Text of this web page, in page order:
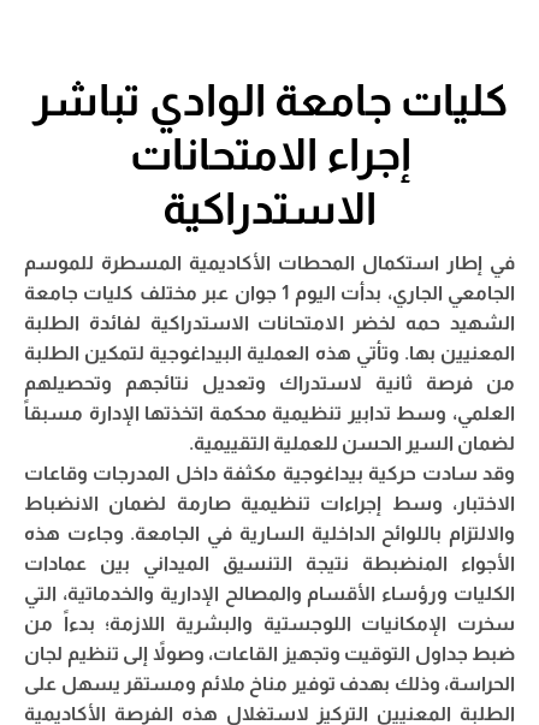
كليات جامعة الوادي تباشر
إجراء الامتحانات
الاستدراكية
في إطار استكمال المحطات الأكاديمية المسطرة للموسم
الجامعي الجاري، بدأت اليوم 1 جوان عبر مختلف كليات جامعة
الشهيد حمه لخضر الامتحانات الاستدراكية لفائدة الطلبة
المعنيين بها. وتأتي هذه العملية البيداغوجية لتمكين الطلبة
من فرصة ثانية لاستدراك وتعديل نتائجهم وتحصيلهم
العلمي، وسط تدابير تنظيمية محكمة اتخذتها الإدارة مسبقاً
لضمان السير الحسن للعملية التقييمية.
وقد سادت حركية بيداغوجية مكثفة داخل المدرجات وقاعات
الاختبار، وسط إجراءات تنظيمية صارمة لضمان الانضباط
والالتزام باللوائح الداخلية السارية في الجامعة. وجاءت هذه
الأجواء المنضبطة نتيجة التنسيق الميداني بين عمادات
الكليات ورؤساء الأقسام والمصالح الإدارية والخدماتية، التي
سخرت الإمكانيات اللوجستية والبشرية اللازمة؛ بدءاً من
ضبط جداول التوقيت وتجهيز القاعات، وصولاً إلى تنظيم لجان
الحراسة، وذلك بهدف توفير مناخ ملائم ومستقر يسهل على
الطلبة المعنيين التركيز لاستغلال هذه الفرصة الأكاديمية